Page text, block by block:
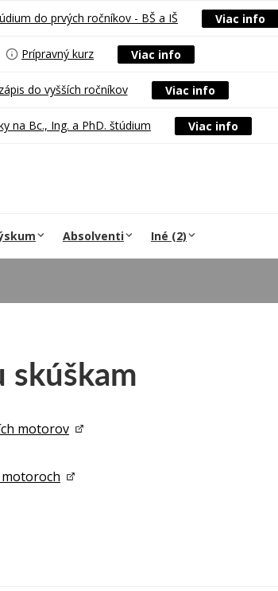
do prvých ročníkov - BŠ a IŠ Viac info
Prípravný kurz Viac info
do vyšších ročníkov Viac info
na Bc., Ing. a PhD. štúdium Viac info
Absolventi Iné (2)
skúškam
motorov
motoroch